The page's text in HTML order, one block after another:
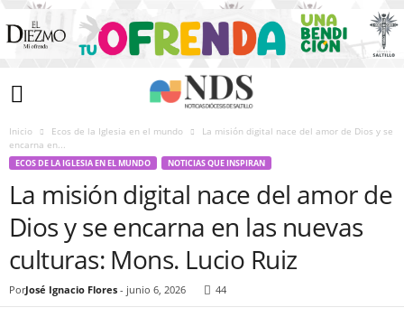
Inicio Ecos de la Iglesia en el mundo
La misión digital nace del amor de Dios y se
encarna en...
ECOS DE LA IGLESIA EN EL MUNDO NOTICIAS QUE INSPIRAN
La misión digital nace del amor de
Dios y se encarna en las nuevas
culturas: Mons. Lucio Ruiz
PorJosé Ignacio Flores - junio 6, 2026 44